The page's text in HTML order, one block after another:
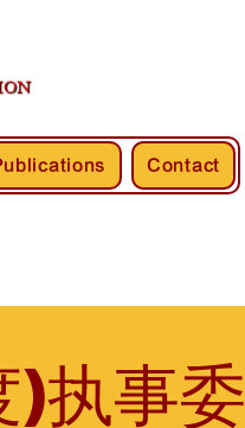
Contact
执事